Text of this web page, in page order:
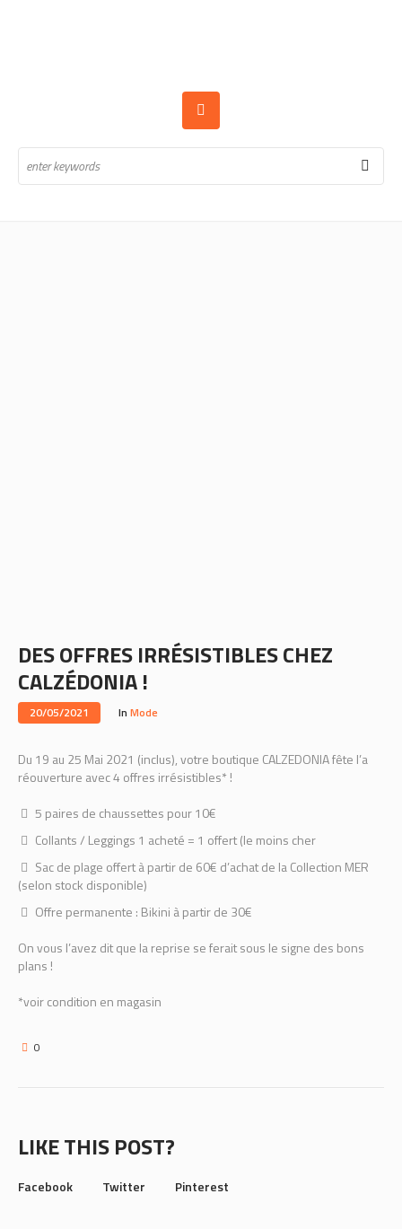
DES OFFRES IRRÉSISTIBLES CHEZ
CALZÉDONIA !
20/05/2021 In Mode
Du 19 au 25 Mai 2021 (inclus), votre boutique CALZEDONIA fête l’a
réouverture avec 4 offres irrésistibles* !
5 paires de chaussettes pour 10€
Collants / Leggings 1 acheté = 1 offert (le moins cher
Sac de plage offert à partir de 60€ d’achat de la Collection MER
(selon stock disponible)
Offre permanente : Bikini à partir de 30€
On vous l’avez dit que la reprise se ferait sous le signe des bons
plans !
*voir condition en magasin
0
LIKE THIS POST?
Facebook Twitter Pinterest